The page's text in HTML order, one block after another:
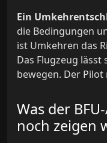
Ein
die Bedingungen
ist Umkehren das
Das Flugzeug
bewegen. Der Pilot
Was der
noch zeigen